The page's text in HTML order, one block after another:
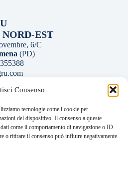
Consenso
tecnologie come i cookie per
del dispositivo. Il consenso a queste
come il comportamento di navigazione o ID
o ritirare il consenso può influire negativamente
EST
6/C
(PD)
2
(PR)